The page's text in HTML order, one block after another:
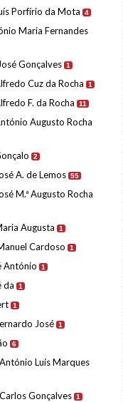
Porfírio da Mota 4
Maria Fernandes
Gonçalves 1
Cuz da Rocha 1
F. da Rocha 11
Augusto Rocha
2
A. de Lemos 55
M.ª Augusto Rocha
Augusta 1
Cardoso 1
António 1
da 1
1
José 1
6
Luís Marques
Gonçalves 1